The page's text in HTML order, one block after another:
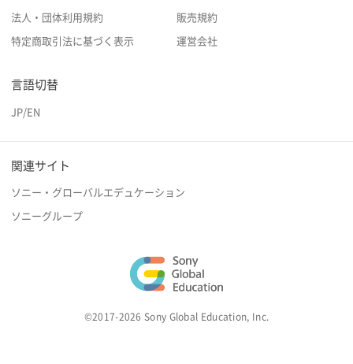
法人・団体利用規約 販売規約
特定商取引法に基づく表示 運営会社
言語切替
JP/EN
関連サイト
ソニー・グローバルエデュケーション
ソニーグループ
©2017-2026 Sony Global Education, Inc.